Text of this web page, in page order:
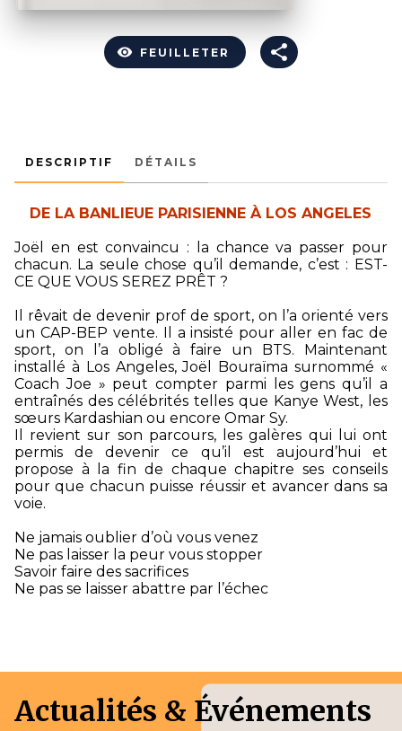
visibility FEUILLETER
DESCRIPTIF DÉTAILS
DE LA BANLIEUE PARISIENNE À LOS ANGELES
Joël en est convaincu : la chance va passer pour
chacun. La seule chose qu’il demande, c’est : EST-
CE QUE VOUS SEREZ PRÊT ?
Il rêvait de devenir prof de sport, on l’a orienté vers
un CAP-BEP vente. Il a insisté pour aller en fac de
sport, on l’a obligé à faire un BTS. Maintenant
installé à Los Angeles, Joël Bouraïma surnommé «
Coach Joe » peut compter parmi les gens qu’il a
entraînés des célébrités telles que Kanye West, les
sœurs Kardashian ou encore Omar Sy.
Il revient sur son parcours, les galères qui lui ont
permis de devenir ce qu’il est aujourd’hui et
propose à la fin de chaque chapitre ses conseils
pour que chacun puisse réussir et avancer dans sa
voie.
Ne jamais oublier d’où vous venez
Ne pas laisser la peur vous stopper
Savoir faire des sacrifices
Ne pas se laisser abattre par l’échec
Actualités & Événements